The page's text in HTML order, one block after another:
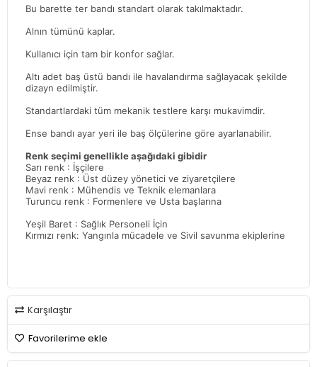
Bu barette ter bandı standart olarak takılmaktadır.
Alnın tümünü kaplar.
Kullanıcı için tam bir konfor sağlar.
Altı adet baş üstü bandı ile havalandırma sağlayacak şekilde
dizayn edilmiştir.
Standartlardaki tüm mekanik testlere karşı mukavimdir.
Ense bandı ayar yeri ile baş ölçülerine göre ayarlanabilir.
Renk seçimi genellikle aşağıdaki gibidir
Sarı renk : İşçilere
Beyaz renk : Üst düzey yönetici ve ziyaretçilere
Mavi renk : Mühendis ve Teknik elemanlara
Turuncu renk : Formenlere ve Usta başlarına
Yeşil Baret : Sağlık Personeli İçin
Kırmızı renk: Yangınla mücadele ve Sivil savunma ekiplerine
Karşılaştır
Favorilerime ekle